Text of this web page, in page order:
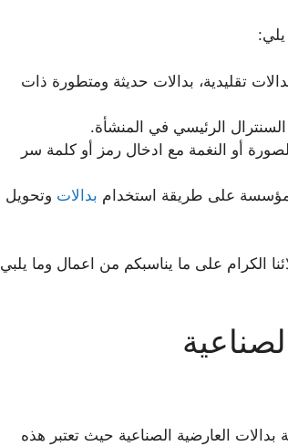
يلي:
تقليدية، بدالات حديثة ومتطورة ذات
الرئيسي في المنشأة.
أو النغمة مع ادخال رمز أو كلمة سر
على طريقة استخدام بدالات وتحويل
الكرام على ما يناسبكم من اعمال وما يلبي
العارضية الصناعية حيث تعتبر هذه